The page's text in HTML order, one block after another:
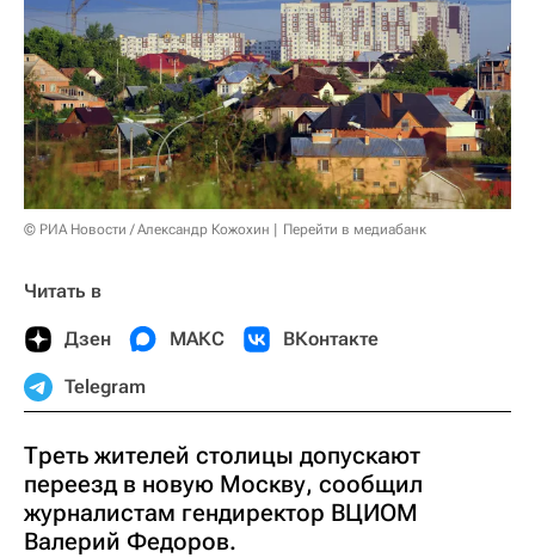
© РИА Новости / Александр Кожохин Перейти в медиабанк
Читать в
Дзен МАКС ВКонтакте
Telegram
Треть жителей столицы допускают
переезд в новую Москву, сообщил
журналистам гендиректор ВЦИОМ
Валерий Федоров.